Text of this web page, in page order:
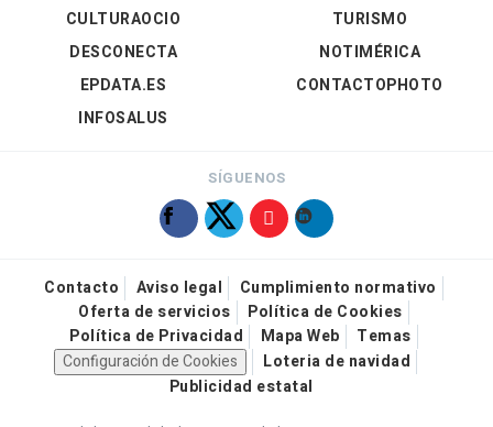
CULTURAOCIO
DESCONECTA
EPDATA.ES
INFOSALUS
TURISMO
NOTIMÉRICA
CONTACTOPHOTO
SÍGUENOS
Contacto Aviso legal
Cumplimiento normativo
Oferta de servicios
Política de Cookies
Política de Privacidad
Mapa Web
Temas
Configuración de Cookies
Loteria de navidad
Publicidad estatal